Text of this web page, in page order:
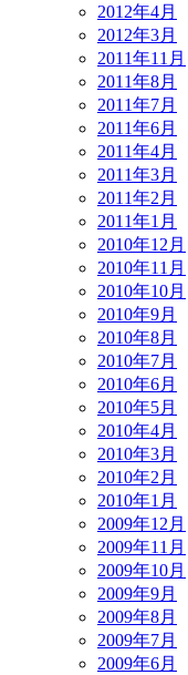
2012年4月
2012年3月
2011年11月
2011年8月
2011年7月
2011年6月
2011年4月
2011年3月
2011年2月
2011年1月
2010年12月
2010年11月
2010年10月
2010年9月
2010年8月
2010年7月
2010年6月
2010年5月
2010年4月
2010年3月
2010年2月
2010年1月
2009年12月
2009年11月
2009年10月
2009年9月
2009年8月
2009年7月
2009年6月